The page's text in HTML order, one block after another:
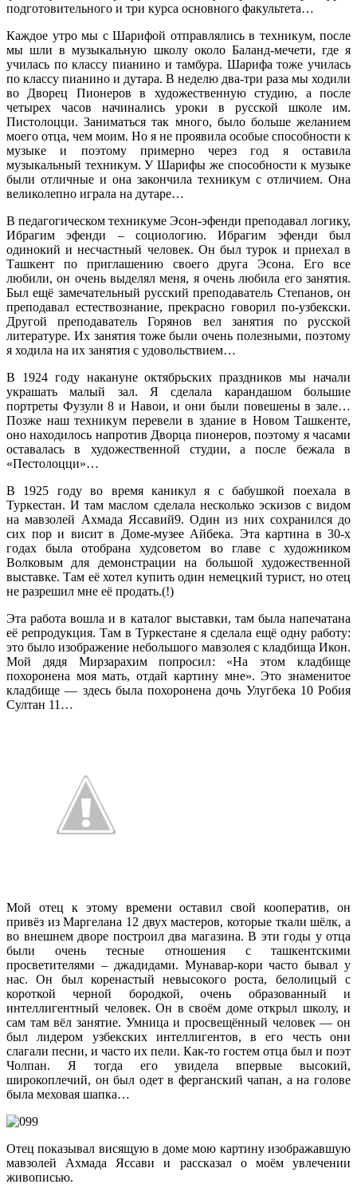
подготовительного и три курса основного факультета…
Каждое утро мы с Шарифой отправлялись в техникум, после
мы шли в музыкальную школу около Баланд-мечети, где я
училась по классу пианино и тамбура. Шарифа тоже училась
по классу пианино и дутара. В неделю два-три раза мы ходили
во Дворец Пионеров в художественную студию, а после
четырех часов начинались уроки в русской школе им.
Пистолоцци. Заниматься так много, было больше желанием
моего отца, чем моим. Но я не проявила особые способности к
музыке и поэтому примерно через год я оставила
музыкальный техникум. У Шарифы же способности к музыке
были отличные и она закончила техникум с отличием. Она
великолепно играла на дутаре…
В педагогическом техникуме Эсон-эфенди преподавал логику,
Ибрагим эфенди – социологию. Ибрагим эфенди был
одинокий и несчастный человек. Он был турок и приехал в
Ташкент по приглашению своего друга Эсона. Его все
любили, он очень выделял меня, я очень любила его занятия.
Был ещё замечательный русский преподаватель Степанов, он
преподавал естествознание, прекрасно говорил по-узбекски.
Другой преподаватель Горянов вел занятия по русской
литературе. Их занятия тоже были очень полезными, поэтому
я ходила на их занятия с удовольствием…
В 1924 году накануне октябрьских праздников мы начали
украшать малый зал. Я сделала карандашом большие
портреты Фузули 8 и Навои, и они были повешены в зале…
Позже наш техникум перевели в здание в Новом Ташкенте,
оно находилось напротив Дворца пионеров, поэтому я часами
оставалась в художественной студии, а после бежала в
«Пестолоцци»…
В 1925 году во время каникул я с бабушкой поехала в
Туркестан. И там маслом сделала несколько эскизов с видом
на мавзолей Ахмада Яссавий9. Один из них сохранился до
сих пор и висит в Доме-музее Айбека. Эта картина в 30-х
годах была отобрана худсоветом во главе с художником
Волковым для демонстрации на большой художественной
выставке. Там её хотел купить один немецкий турист, но отец
не разрешил мне её продать.(!)
Эта работа вошла и в каталог выставки, там была напечатана
её репродукция. Там в Туркестане я сделала ещё одну работу:
это было изображение небольшого мавзолея с кладбища Икон.
Мой дядя Мирзарахим попросил: «На этом кладбище
похоронена моя мать, отдай картину мне». Это знаменитое
кладбище — здесь была похоронена дочь Улугбека 10 Робия
Султан 11…
Мой отец к этому времени оставил свой кооператив, он
привёз из Маргелана 12 двух мастеров, которые ткали шёлк, а
во внешнем дворе построил два магазина. В эти годы у отца
были очень тесные отношения с ташкентскими
просветителями – джадидами. Мунавар-кори часто бывал у
нас. Он был коренастый невысокого роста, белолицый с
короткой черной бородкой, очень образованный и
интеллигентный человек. Он в своём доме открыл школу, и
сам там вёл занятие. Умница и просвещённый человек — он
был лидером узбекских интеллигентов, в его честь они
слагали песни, и часто их пели. Как-то гостем отца был и поэт
Чолпан. Я тогда его увидела впервые высокий,
широкоплечий, он был одет в ферганский чапан, а на голове
была меховая шапка…
Отец показывал висящую в доме мою картину изображавшую
мавзолей Ахмада Яссави и рассказал о моём увлечении
живописью.